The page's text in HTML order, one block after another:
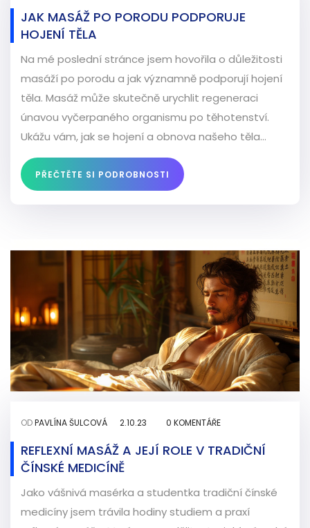
JAK MASÁŽ PO PORODU PODPORUJE
HOJENÍ TĚLA
Na mé poslední stránce jsem hovořila o důležitosti
masáží po porodu a jak významně podporují hojení
těla. Masáž může skutečně urychlit regeneraci
únavou vyčerpaného organismu po těhotenství.
Ukážu vám, jak se hojení a obnova našeho těla
může stát příjemnější a efektivnější po porodu díky
těmto masážím. Průvodce vás provede výhodami a
praktickými tipy pro masáž po porodu, které vám
PŘEČTĚTE SI PODROBNOSTI
ODPAVLÍNA ŠULCOVÁ 2.10.23 0 KOMENTÁŘE
REFLEXNÍ MASÁŽ A JEJÍ ROLE V TRADIČNÍ
ČÍNSKÉ MEDICÍNĚ
Jako vášnivá masérka a studentka tradiční čínské
medicíny jsem trávila hodiny studiem a praxí